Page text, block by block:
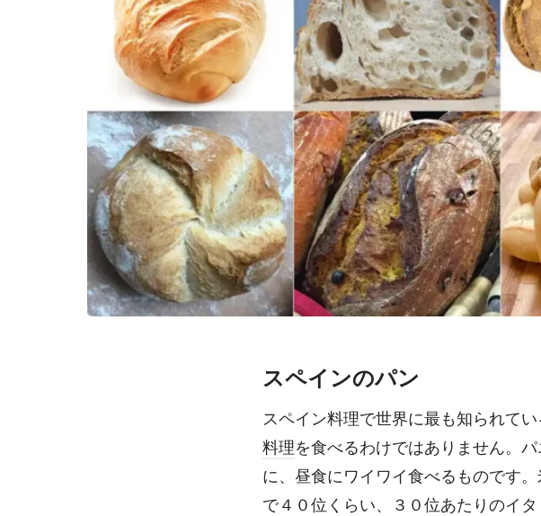
スペインのパン
スペイン料理で世界に最も知られてい
料理を食べるわけではありません。
に、昼食にワイワイ食べるものです
で４０位くらい、３０位あたりのイ